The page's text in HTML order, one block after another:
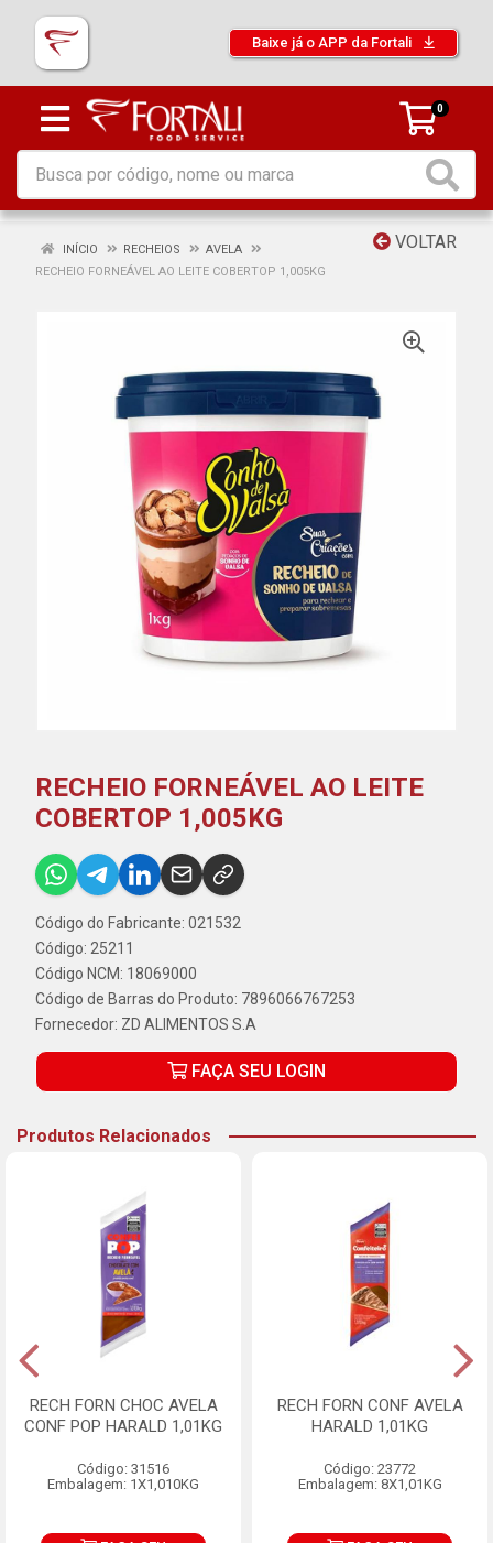
Baixe já o APP da Fortali
0
VOLTAR
INÍCIO RECHEIOS
AVELA
RECHEIO FORNEÁVEL AO LEITE COBERTOP 1,005KG
RECHEIO FORNEÁVEL AO LEITE
COBERTOP 1,005KG
Código do Fabricante: 021532
Código: 25211
Código NCM: 18069000
Código de Barras do Produto: 7896066767253
Fornecedor: ZD ALIMENTOS S.A
FAÇA SEU LOGIN
Produtos Relacionados
RECH FORN CHOC AVELA
CONF POP HARALD 1,01KG
Código: 31516
Embalagem: 1X1,010KG
RECH FORN CONF AVELA
HARALD 1,01KG
Código: 23772
Embalagem: 8X1,01KG